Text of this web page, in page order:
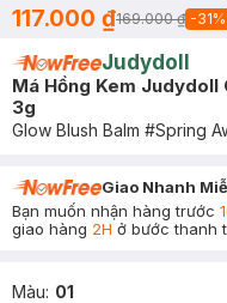
117.000 ₫169.000 ₫ -31%
Judydoll
Má Hồng Kem Judydoll
3g
Glow Blush Balm #Spring
Giao Nhanh
Bạn muốn nhận hàng trước
giao hàng 2H ở bước thanh
Màu: 01